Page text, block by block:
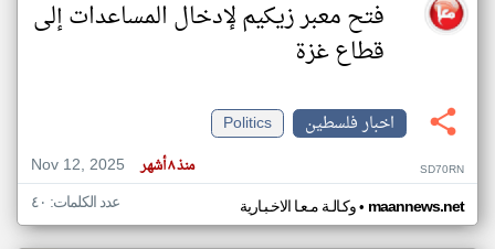
فتح معبر زيكيم لإدخال المساعدات إلى
قطاع غزة
اخبار فلسطين
Politics
Nov 12, 2025
منذ ٨ أشهر SD70RN
وكـالـة مـعـا الاخـبـارية• maannews.net عدد الكلمات: ٤٠